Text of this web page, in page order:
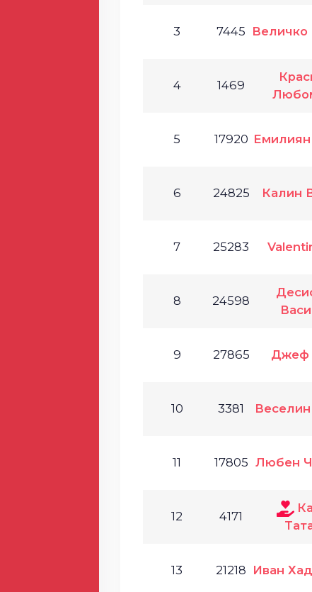
3 7445
4 1469
5 17920
6 24825 Калин
7 25283
8 24598
9 27865 Джеф
10 3381
11 17805 Любен
12 4171
13 21218 Иван